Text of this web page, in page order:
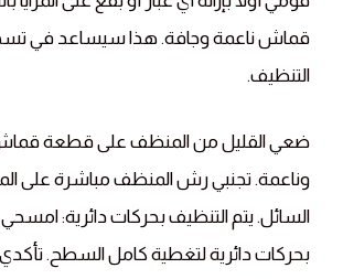
قماش ناعمة وجافة. هذا سيساعد في
التنظيف.
ضعي القليل من المنظف على قطعة
وناعمة. تجنبي رش المنظف مباشرة على
السائل. يتم التنظيف بحركات دائرية:
بحركات دائرية لتغطية كامل السطح. تأكدي